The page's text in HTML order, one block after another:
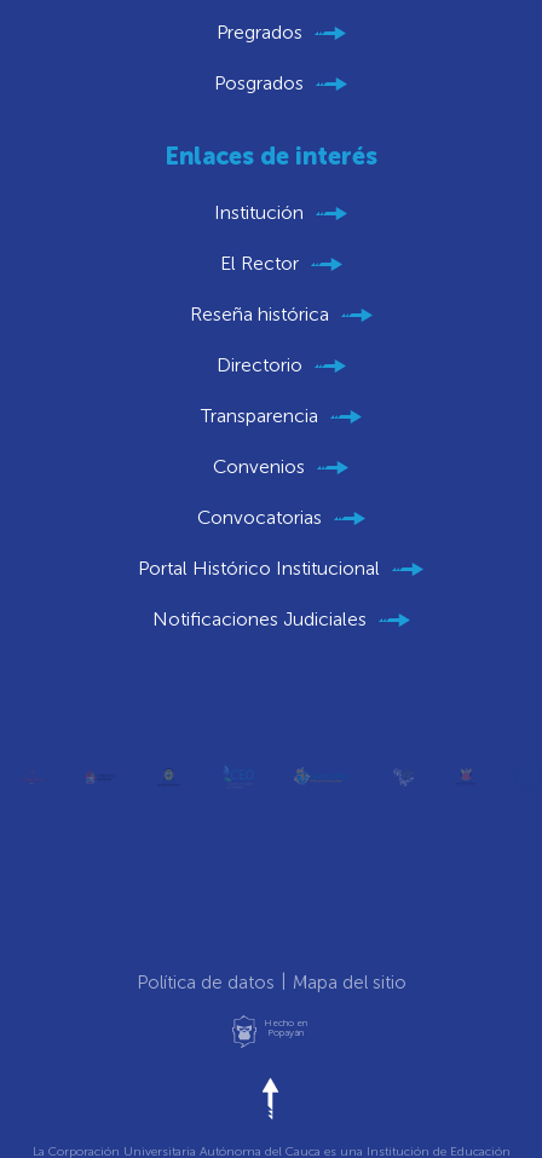
Pregrados
Posgrados
Enlaces de interés
Institución
El Rector
Reseña histórica
Directorio
Transparencia
Convenios
Convocatorias
Portal Histórico Institucional
Notificaciones Judiciales
Política de datos Mapa del sitio
Hecho en
Popayán
La Corporación Universitaria Autónoma del Cauca es una Institución de Educación